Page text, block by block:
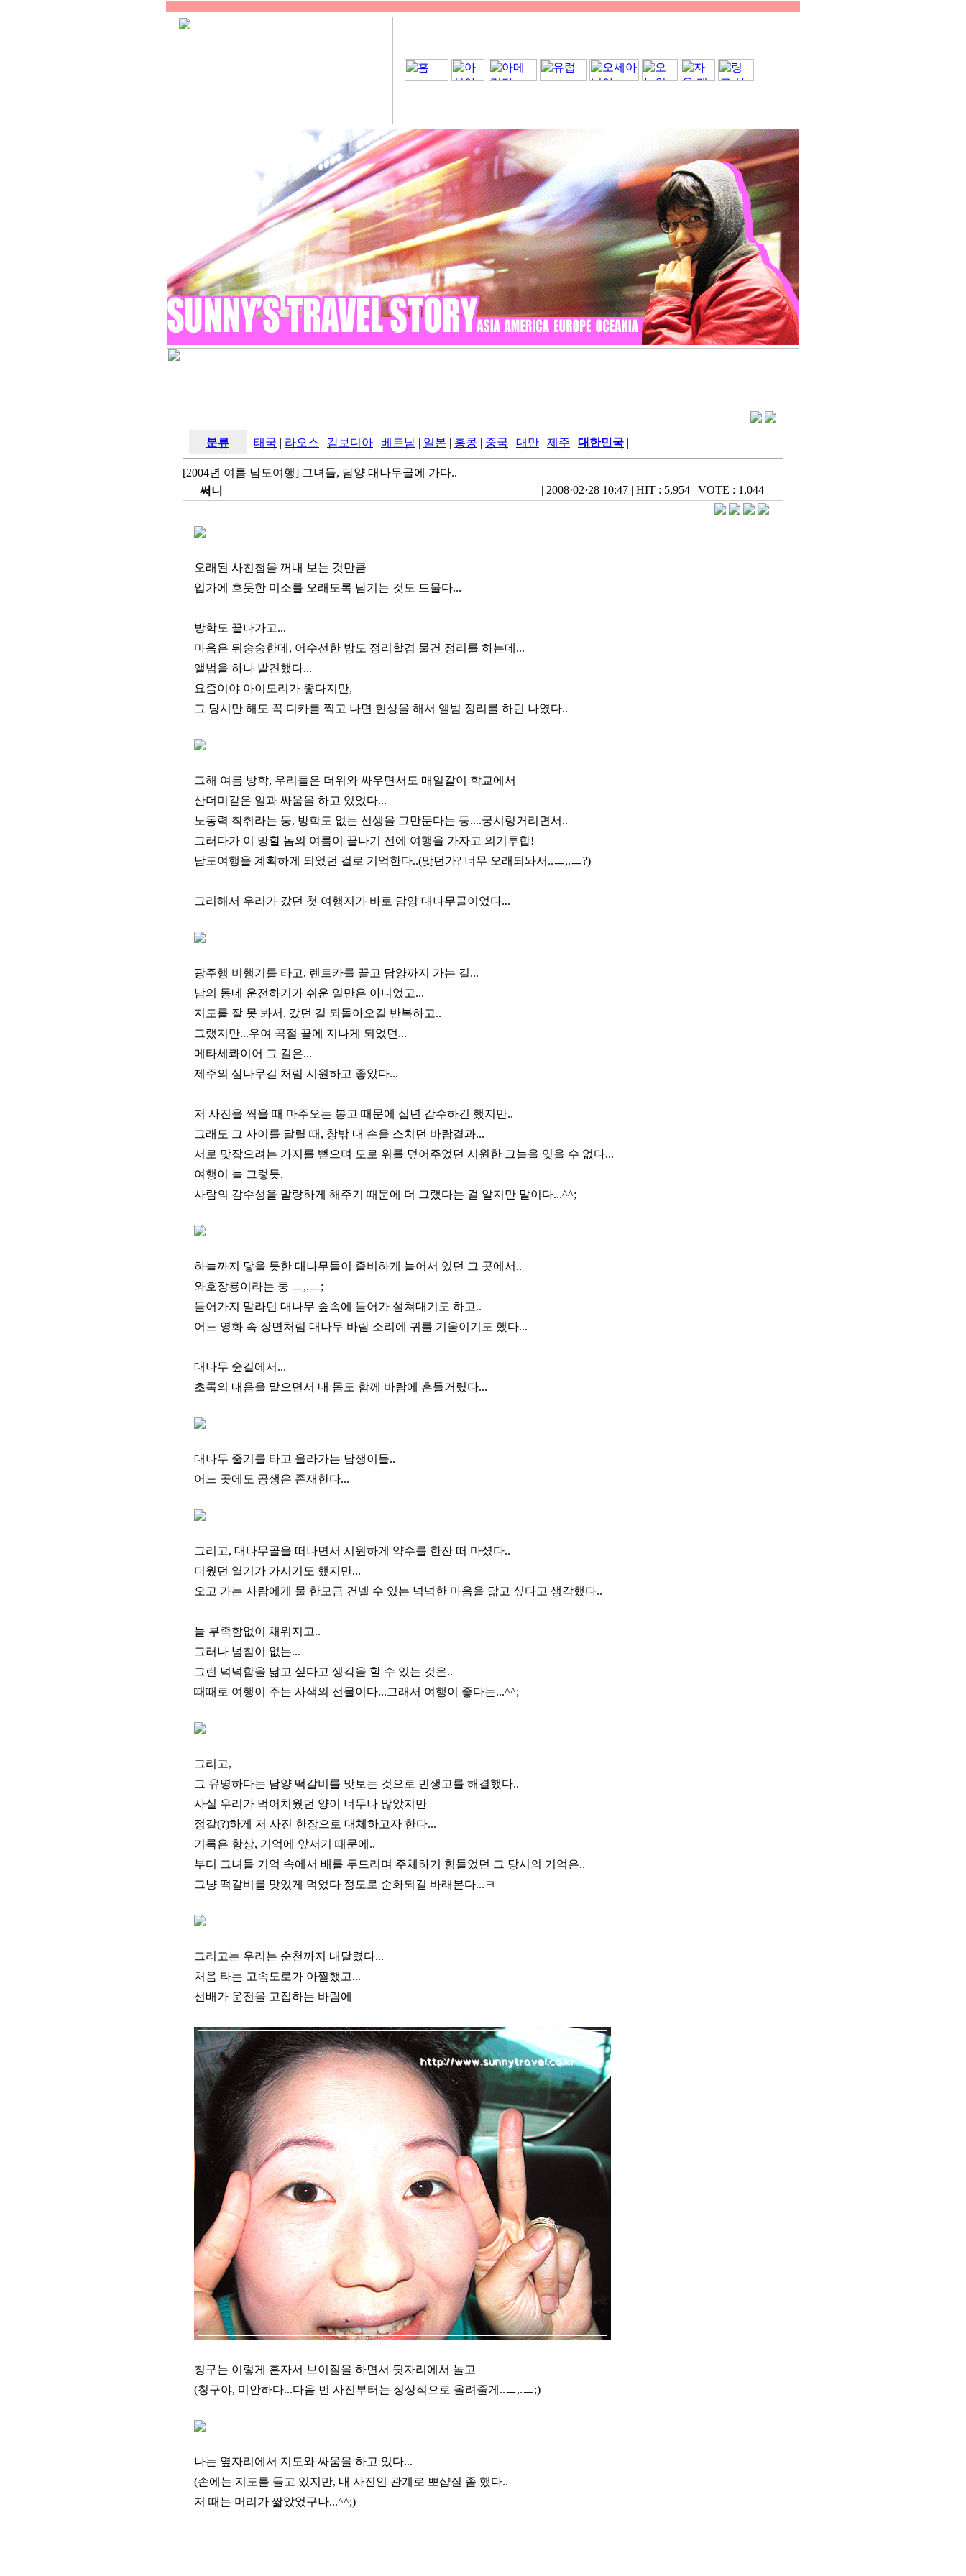
분류 태국 | 라오스 | 캄보디아 | 베트남 | 일본 | 홍콩 | 중국 | 대만 | 제주 | 대한민국 |
[2004년 여름 남도여행] 그녀들, 담양 대나무골에 가다..
써니
| 2008·02·28 10:47 | HIT : 5,954 | VOTE : 1,044 |
오래된 사친첩을 꺼내 보는 것만큼
입가에 흐믓한 미소를 오래도록 남기는 것도 드물다...
방학도 끝나가고...
마음은 뒤숭숭한데, 어수선한 방도 정리할겸 물건 정리를 하는데...
앨범을 하나 발견했다...
요즘이야 아이모리가 좋다지만,
그 당시만 해도 꼭 디카를 찍고 나면 현상을 해서 앨범 정리를 하던 나였다..
그해 여름 방학, 우리들은 더위와 싸우면서도 매일같이 학교에서
산더미같은 일과 싸움을 하고 있었다...
노동력 착취라는 둥, 방학도 없는 선생을 그만둔다는 둥....궁시렁거리면서..
그러다가 이 망할 놈의 여름이 끝나기 전에 여행을 가자고 의기투합!
남도여행을 계획하게 되었던 걸로 기억한다..(맞던가? 너무 오래되놔서..ㅡ,.ㅡ?)
그리해서 우리가 갔던 첫 여행지가 바로 담양 대나무골이었다...
광주행 비행기를 타고, 렌트카를 끌고 담양까지 가는 길...
남의 동네 운전하기가 쉬운 일만은 아니었고...
지도를 잘 못 봐서, 갔던 길 되돌아오길 반복하고..
그랬지만...우여 곡절 끝에 지나게 되었던...
메타세콰이어 그 길은...
제주의 삼나무길 처럼 시원하고 좋았다...
저 사진을 찍을 때 마주오는 봉고 때문에 십년 감수하긴 했지만..
그래도 그 사이를 달릴 때, 창밖 내 손을 스치던 바람결과...
서로 맞잡으려는 가지를 뻗으며 도로 위를 덮어주었던 시원한 그늘을 잊을 수 없다...
여행이 늘 그렇듯,
사람의 감수성을 말랑하게 해주기 때문에 더 그랬다는 걸 알지만 말이다...^^;
하늘까지 닿을 듯한 대나무들이 즐비하게 늘어서 있던 그 곳에서..
와호장룡이라는 둥 ㅡ,.ㅡ;
들어가지 말라던 대나무 숲속에 들어가 설쳐대기도 하고..
어느 영화 속 장면처럼 대나무 바람 소리에 귀를 기울이기도 했다...
대나무 숲길에서...
초록의 내음을 맡으면서 내 몸도 함께 바람에 흔들거렸다...
대나무 줄기를 타고 올라가는 담쟁이들..
어느 곳에도 공생은 존재한다...
그리고, 대나무골을 떠나면서 시원하게 약수를 한잔 떠 마셨다..
더웠던 열기가 가시기도 했지만...
오고 가는 사람에게 물 한모금 건넬 수 있는 넉넉한 마음을 닮고 싶다고 생각했다..
늘 부족함없이 채워지고..
그러나 넘침이 없는...
그런 넉넉함을 닮고 싶다고 생각을 할 수 있는 것은..
때때로 여행이 주는 사색의 선물이다...그래서 여행이 좋다는...^^;
그리고,
그 유명하다는 담양 떡갈비를 맛보는 것으로 민생고를 해결했다..
사실 우리가 먹어치웠던 양이 너무나 많았지만
정갈(?)하게 저 사진 한장으로 대체하고자 한다...
기록은 항상, 기억에 앞서기 때문에..
부디 그녀들 기억 속에서 배를 두드리며 주체하기 힘들었던 그 당시의 기억은..
그냥 떡갈비를 맛있게 먹었다 정도로 순화되길 바래본다...ㅋ
그리고는 우리는 순천까지 내달렸다...
처음 타는 고속도로가 아찔했고...
선배가 운전을 고집하는 바람에
칭구는 이렇게 혼자서 브이질을 하면서 뒷자리에서 놀고
(칭구야, 미안하다...다음 번 사진부터는 정상적으로 올려줄게..ㅡ,.ㅡ;)
나는 옆자리에서 지도와 싸움을 하고 있다...
(손에는 지도를 들고 있지만, 내 사진인 관계로 뽀샵질 좀 했다..
저 때는 머리가 짧았었구나...^^;)